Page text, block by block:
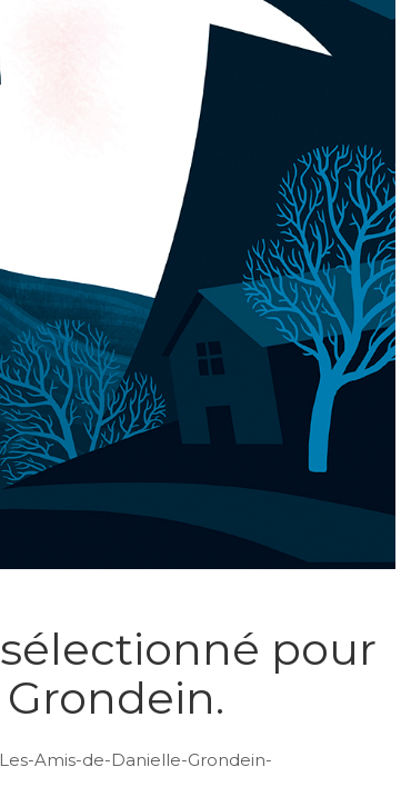
sélectionné pour
Amis-de-Danielle-Grondein-